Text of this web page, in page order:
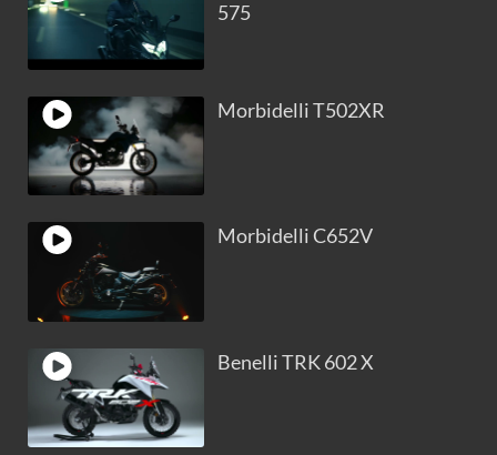
575
Morbidelli T502XR
Morbidelli C652V
Benelli TRK 602 X